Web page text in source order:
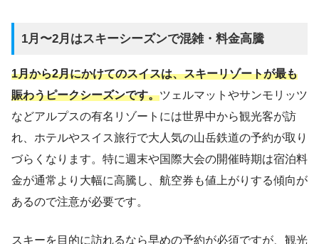
1月〜2月はスキーシーズンで混雑・料金高騰
1月から2月にかけてのスイスは、スキーリゾートが最も
賑わうピークシーズンです。ツェルマットやサンモリッツ
などアルプスの有名リゾートには世界中から観光客が訪
れ、ホテルやスイス旅行で大人気の山岳鉄道の予約が取り
づらくなります。特に週末や国際大会の開催時期は宿泊料
金が通常より大幅に高騰し、航空券も値上がりする傾向が
あるので注意が必要です。
スキーを目的に訪れるなら早めの予約が必須ですが、観光